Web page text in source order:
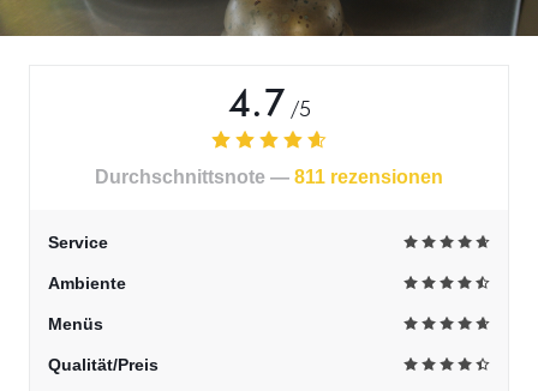
4.7 /5
Durchschnittsnote — 811 rezensionen
Service
Ambiente
Menüs
Qualität/Preis